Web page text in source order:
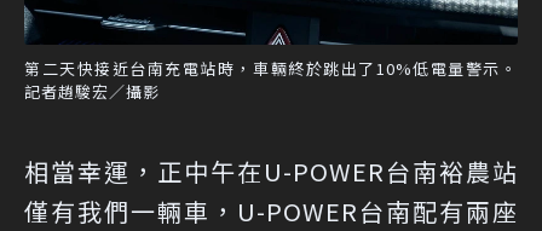
第二天快接近台南充電站時，車輛終於跳出了10%低電量警示。
記者趙駿宏／攝影
相當幸運，正中午在U-POWER台南裕農站
僅有我們一輛車，U-POWER台南配有兩座